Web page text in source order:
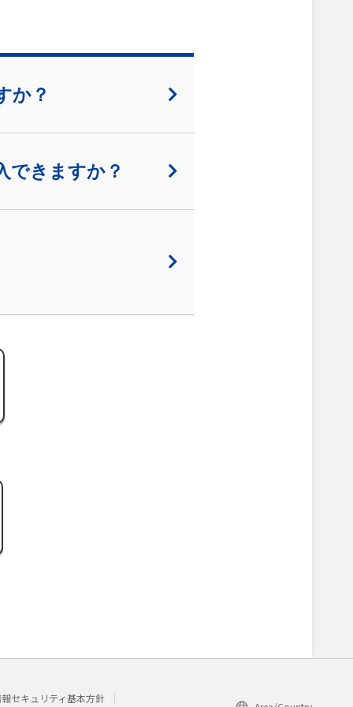
か？
できますか？
セキュリティ基本方針